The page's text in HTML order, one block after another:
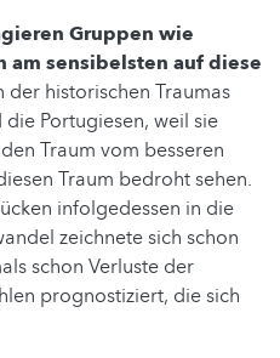
Gruppen wie
am sensibelsten auf diese
der historischen Traumas
Portugiesen, weil sie
Traum vom besseren
Traum bedroht sehen.
infolgedessen in die
zeichnete sich schon
schon Verluste der
prognostiziert, die sich